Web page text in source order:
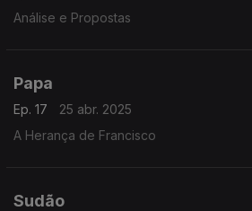
Análise e Propostas
Papa
Ep. 17
25 abr. 2025
A Herança de Francisco
Sudão